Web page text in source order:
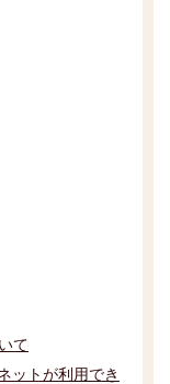
て
ットが利用でき